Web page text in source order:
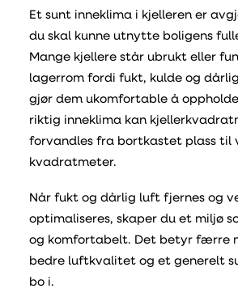
Et sunt inneklima i kjelleren er
du skal kunne utnytte boligens
Mange kjellere står ubrukt eller
lagerrom fordi fukt, kulde og
gjør dem ukomfortable å
riktig inneklima kan
forvandles fra bortkastet plass til
kvadratmeter.
Når fukt og dårlig luft fjernes og
optimaliseres, skaper du et miljø
og komfortabelt. Det betyr færre
bedre luftkvalitet og et generelt
bo i.